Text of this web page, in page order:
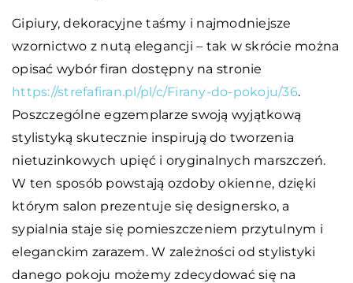
Gipiury, dekoracyjne taśmy i najmodniejsze
wzornictwo z nutą elegancji – tak w skrócie można
opisać wybór firan dostępny na stronie
https://strefafiran.pl/pl/c/Firany-do-pokoju/36.
Poszczególne egzemplarze swoją wyjątkową
stylistyką skutecznie inspirują do tworzenia
nietuzinkowych upięć i oryginalnych marszczeń.
W ten sposób powstają ozdoby okienne, dzięki
którym salon prezentuje się designersko, a
sypialnia staje się pomieszczeniem przytulnym i
eleganckim zarazem. W zależności od stylistyki
danego pokoju możemy zdecydować się na